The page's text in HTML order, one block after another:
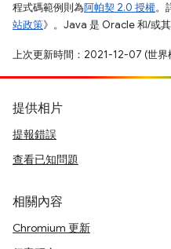
程式碼範例則為阿帕契 2.0 授權。
站政策》。Java 是 Oracle 和/或其
上次更新時間：2021-12-07 (世界
提供相片
提報錯誤
查看已知問題
相關內容
Chromium 更新